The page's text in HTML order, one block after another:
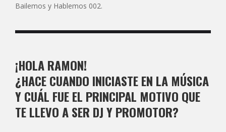
Bailemos y Hablemos 002.
¡HOLA RAMON!
¿HACE CUANDO INICIASTE EN LA MÚSICA
Y CUÁL FUE EL PRINCIPAL MOTIVO QUE
TE LLEVO A SER DJ Y PROMOTOR?